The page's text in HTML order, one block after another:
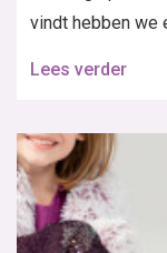
vindt hebben we
Lees verder